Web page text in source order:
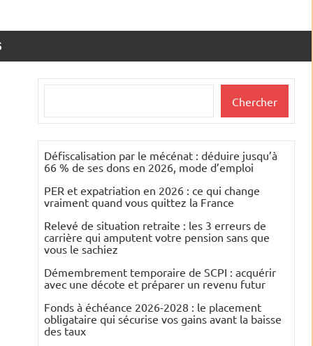
Chercher
Défiscalisation par le mécénat : déduire jusqu’à
66 % de ses dons en 2026, mode d’emploi
PER et expatriation en 2026 : ce qui change
vraiment quand vous quittez la France
Relevé de situation retraite : les 3 erreurs de
carrière qui amputent votre pension sans que
vous le sachiez
Démembrement temporaire de SCPI : acquérir
avec une décote et préparer un revenu futur
Fonds à échéance 2026-2028 : le placement
obligataire qui sécurise vos gains avant la baisse
des taux